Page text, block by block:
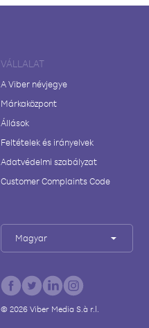
VÁLLALAT
A Viber névjegye
Márkaközpont
Állások
Feltételek és irányelvek
Adatvédelmi szabályzat
Customer Complaints Code
Magyar
© 2026Viber Media S.à r.l.